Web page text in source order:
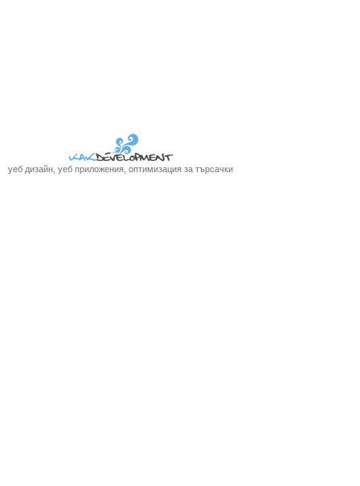
уеб дизайн, уеб приложения, оптимизация за търсачки